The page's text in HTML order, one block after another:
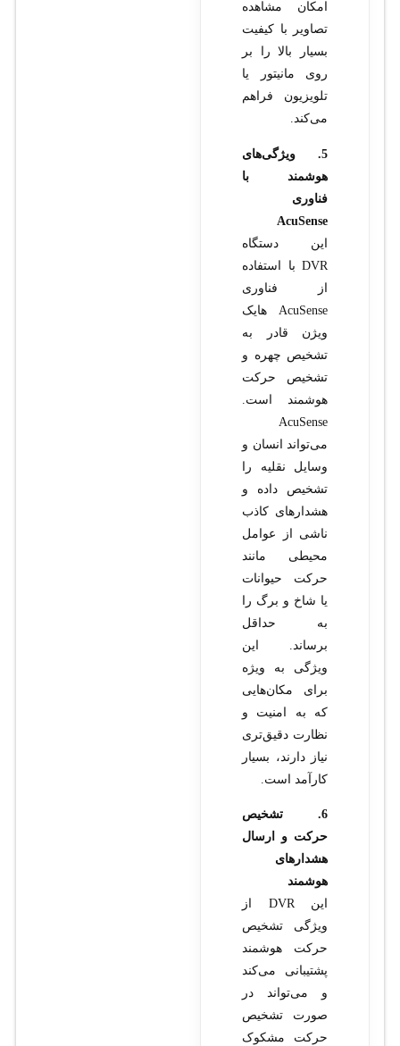
امکان مشاهده
تصاویر با کیفیت
بسیار بالا را بر
روی مانیتور یا
تلویزیون فراهم
می‌کند.
5. ویژگی‌های
هوشمند با
فناوری
AcuSense
این دستگاه
DVR با استفاده
از فناوری
AcuSense هایک
ویژن قادر به
تشخیص چهره و
تشخیص حرکت
هوشمند است.
AcuSense
می‌تواند انسان و
وسایل نقلیه را
تشخیص داده و
هشدارهای کاذب
ناشی از عوامل
محیطی مانند
حرکت حیوانات
یا شاخ و برگ را
به حداقل
برساند. این
ویژگی به ویژه
برای مکان‌هایی
که به امنیت و
نظارت دقیق‌تری
نیاز دارند، بسیار
کارآمد است.
6. تشخیص
حرکت و ارسال
هشدارهای
هوشمند
این DVR از
ویژگی تشخیص
حرکت هوشمند
پشتیبانی می‌کند
و می‌تواند در
صورت تشخیص
حرکت مشکوک